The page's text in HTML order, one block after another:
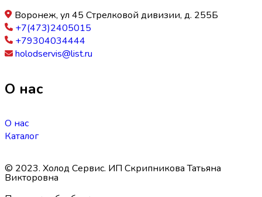
Воронеж, ул 45 Стрелковой дивизии, д. 255Б
+7(473)2405015
+79304034444
holodservis@list.ru
О нас
О нас
Каталог
© 2023. Холод Сервис. ИП Скрипникова Татьяна
Викторовна